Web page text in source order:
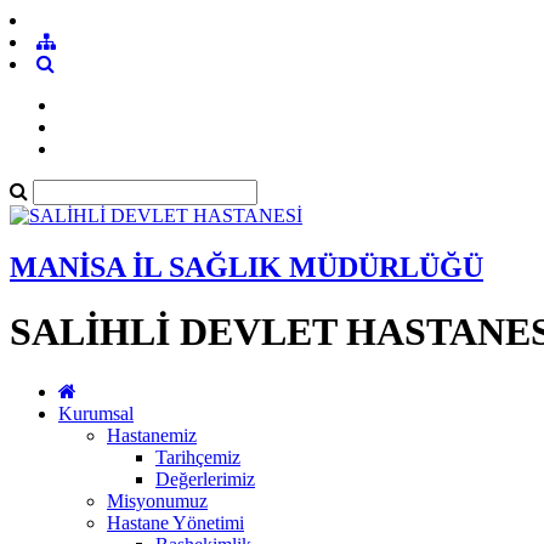
MANİSA İL SAĞLIK MÜDÜRLÜĞÜ
SALİHLİ DEVLET
Kurumsal
Hastanemiz
Tarihçemiz
Değerlerimiz
Misyonumuz
Hastane Yönetimi